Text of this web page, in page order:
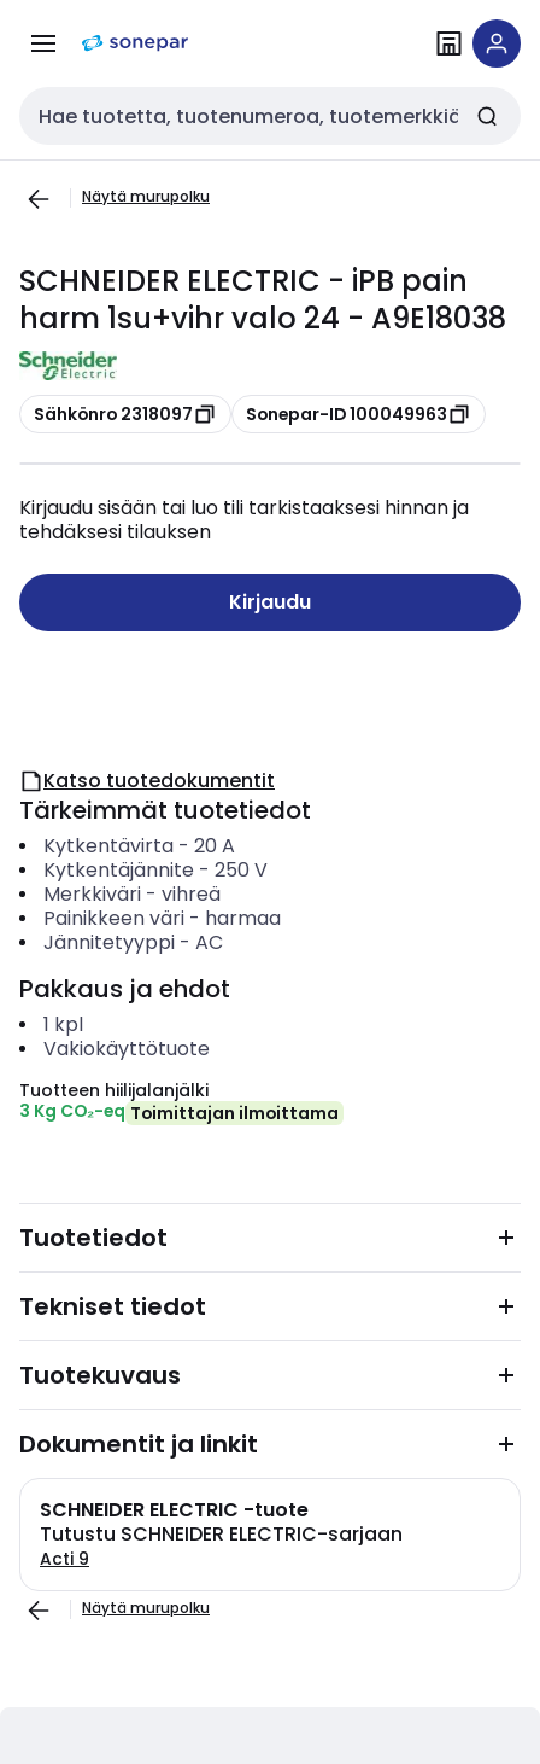
navigointiinsisältöön
Haku
Näytä murupolku
SCHNEIDER ELECTRIC - iPB pain
harm 1su+vihr valo 24 - A9E18038
Kopioi
Sähkönro 2318097 Kopioi
Sonepar-ID 100049963
Kirjaudu sisään tai luo tili tarkistaaksesi hinnan ja
tehdäksesi tilauksen
Kirjaudu
Katso tuotedokumentit
Tärkeimmät tuotetiedot
Kytkentävirta- 20 A
Kytkentäjännite - 250 V
Merkkiväri- vihreä
Painikkeen väri- harmaa
Jännitetyyppi- AC
Pakkaus ja ehdot
1 kpl
Vakiokäyttötuote
Tuotteen hiilijalanjälki
3 Kg CO₂-eq Toimittajan ilmoittama
Tuotetiedot
Tekniset tiedot
Tuotekuvaus
Dokumentit ja linkit
SCHNEIDER ELECTRIC -tuote
Tutustu SCHNEIDER ELECTRIC-sarjaan
Acti 9
Näytä murupolku